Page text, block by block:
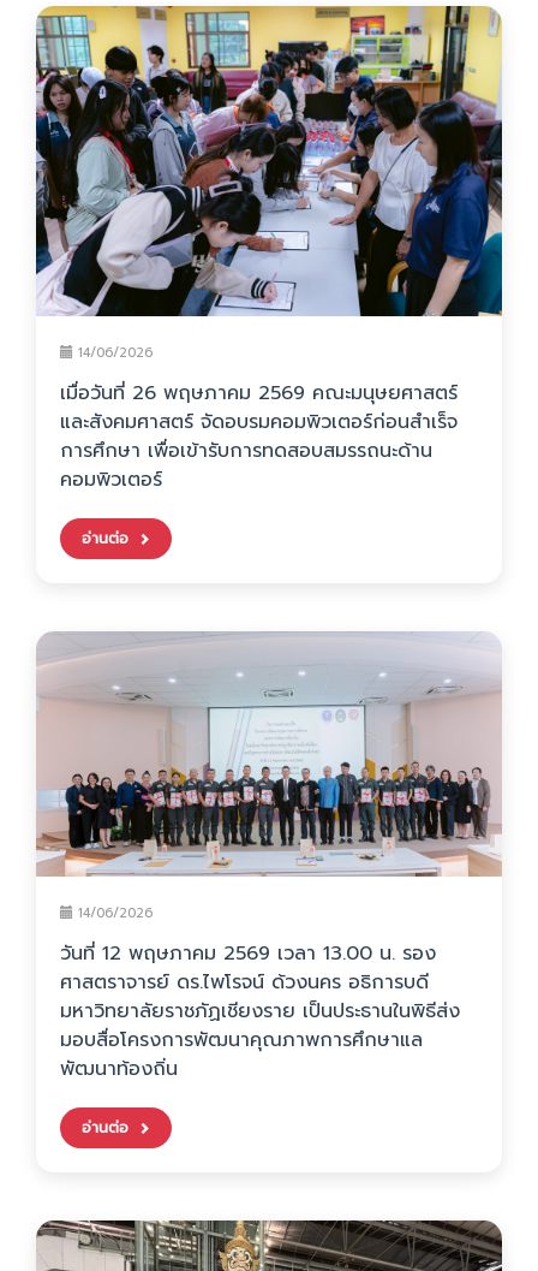
14/06/2026
เมื่อวันที่ 26 พฤษภาคม 2569 คณะมนุษยศาสตร์
และสังคมศาสตร์ จัดอบรมคอมพิวเตอร์ก่อนสำเร็จ
การศึกษา เพื่อเข้ารับการทดสอบสมรรถนะด้าน
คอมพิวเตอร์
อ่านต่อ
14/06/2026
วันที่ 12 พฤษภาคม 2569 เวลา 13.00 น. รอง
ศาสตราจารย์ ดร.ไพโรจน์ ด้วงนคร อธิการบดี
มหาวิทยาลัยราชภัฏเชียงราย เป็นประธานในพิธีส่ง
มอบสื่อโครงการพัฒนาคุณภาพการศึกษาแล
พัฒนาท้องถิ่น
อ่านต่อ